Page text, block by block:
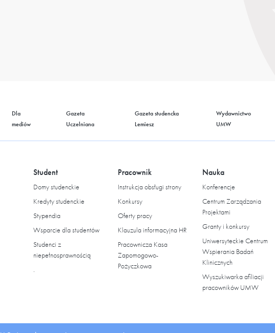
Dla
mediów
Gazeta
Uczelniana
Gazeta studencka
Lemiesz
Wydawnictwo
UMW
Student
Domy studenckie
Kredyty studenckie
Stypendia
Wsparcie dla studentów
Studenci z
niepełnosprawnością
.
Pracownik
Instrukcja obsługi strony
Konkursy
Oferty pracy
Klauzula informacyjna HR
Pracownicza Kasa
Zapomogowo-
Pożyczkowa
Nauka
Konferencje
Centrum Zarządzania
Projektami
Granty i konkursy
Uniwersyteckie Centrum
Wspierania Badań
Klinicznych
Wyszukiwarka afiliacji
pracowników UMW